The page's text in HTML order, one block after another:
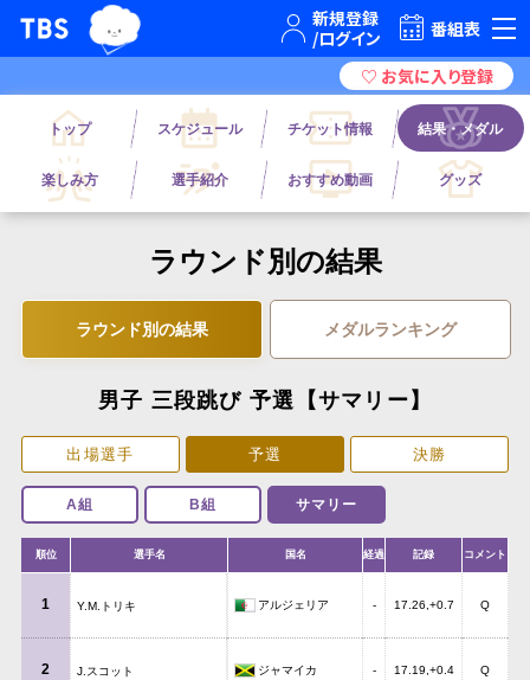
TBSテレビ｜ときめくときを。 番組表
トップ スケジュール チケット情報 結果・メダル
楽しみ方 選手紹介 おすすめ動画 グッズ
ラウンド別の結果
ラウンド別の結果 メダルランキング
男子 三段跳び 予選【サマリー】
出場選手 予選 決勝
A組 B組 サマリー
順位 選手名 国名 経過 記録 コメント
1 Y.M.トリキ アルジェリア - 17.26,+0.7 Q
2 J.スコット ジャマイカ - 17.19,+0.4 Q